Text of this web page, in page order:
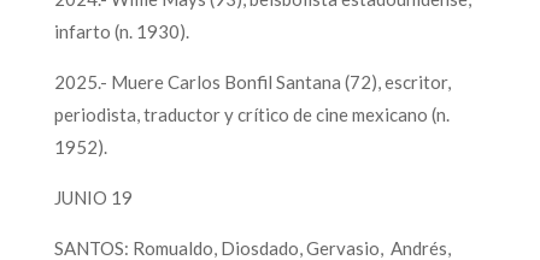
infarto (n. 1930).
2025.- Muere Carlos Bonfil Santana (72), escritor,
periodista, traductor y crítico de cine mexicano (n.
1952).
JUNIO 19
SANTOS: Romualdo, Diosdado, Gervasio, Andrés,